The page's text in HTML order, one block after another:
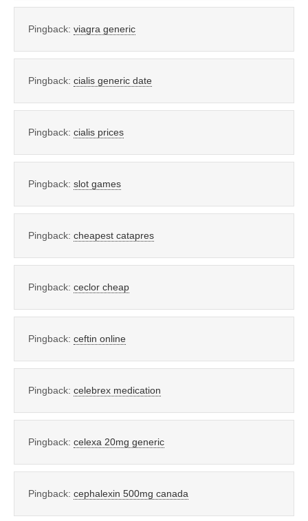
Pingback: viagra generic
Pingback: cialis generic date
Pingback: cialis prices
Pingback: slot games
Pingback: cheapest catapres
Pingback: ceclor cheap
Pingback: ceftin online
Pingback: celebrex medication
Pingback: celexa 20mg generic
Pingback: cephalexin 500mg canada